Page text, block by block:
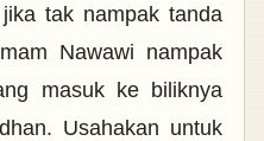
tak nampak tanda
Nawawi nampak
masuk ke biliknya
Usahakan untuk